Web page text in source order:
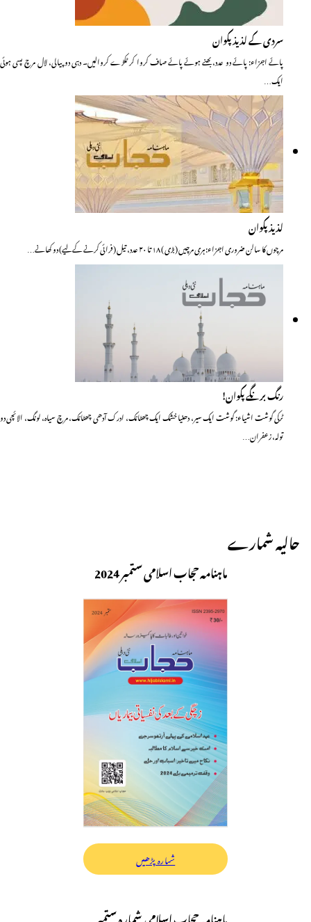
سردی کے لذیذ پکوان
پائے اجزاء: پائے دو عدد، بھنے ہوئے پائے صاف کروا کر ٹکڑے کروالیں۔ دہی دوپیالی، لال مرچ پسی ہوئی
ایک…
لذیذ پکوان
مرچوں کا سالن ضروری اجزاء: ہری مرچیں (بڑی ) ۱۸ تا ۲۰ عدد، تیل (فرائی کرنے کے لیے) دو کھانے…
رنگ برنگے پکوان!
ٹرکی گوشت اشیاء: گوشت ایک سیر، دھنیا خشک ایک چھٹانک، ادرک آدھی چھٹانک، مرچ سیاہ، لونگ، الائچی دو
تولہ، زعفران…
حالیہ شمارے
ماہنامہ حجاب اسلامی ستمبر 2024
شمارہ پڑھیں